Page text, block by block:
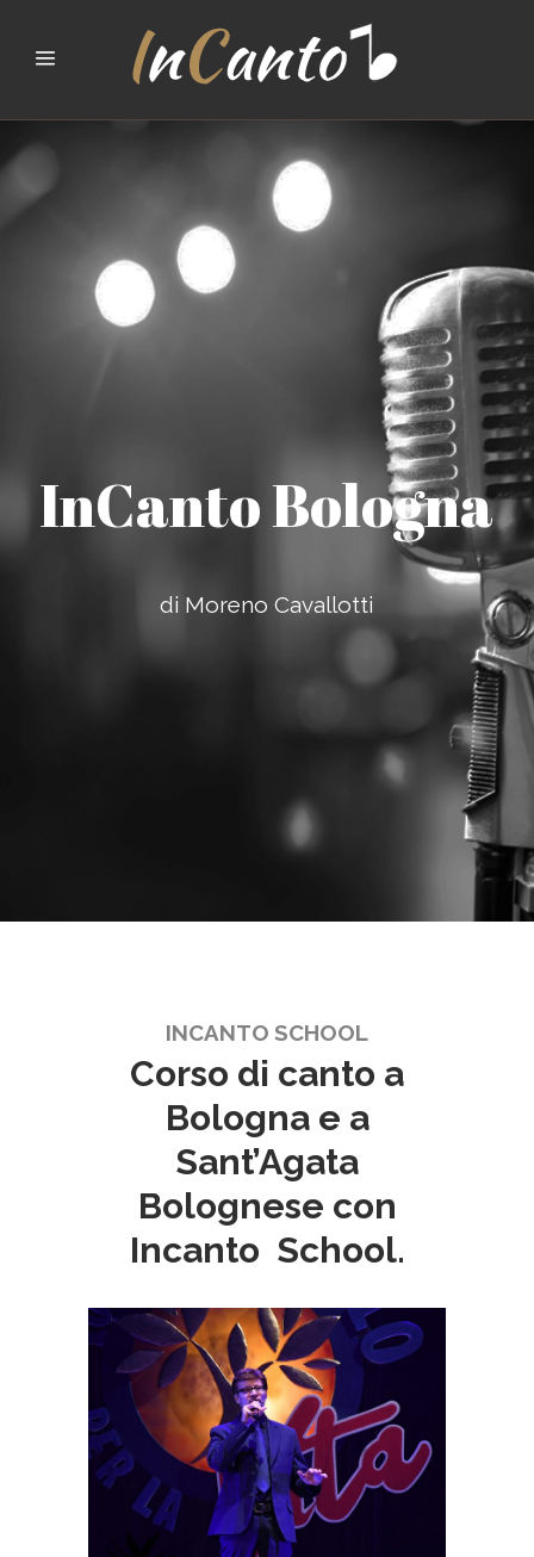
InCanto Bologna
di Moreno Cavallotti
INCANTO SCHOOL
Corso di canto a
Bologna e a
Sant’Agata
Bolognese con
Incanto School.